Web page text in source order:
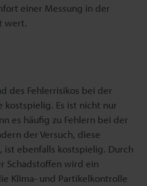
einer Messung in der
wert.
des Fehlerrisikos bei der
kostspielig. Es ist nicht nur
es häufig zu Fehlern bei der
der Versuch, diese
ist ebenfalls kostspielig. Durch
Schadstoffen wird ein
Klima- und Partikelkontrolle